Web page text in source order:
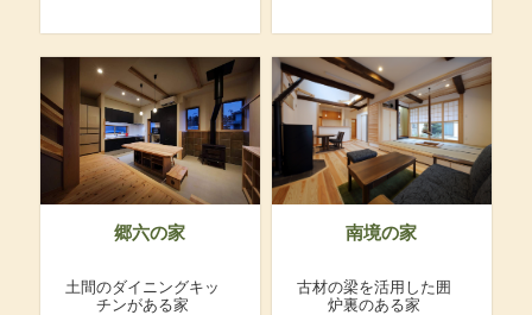
郷六の家
土間のダイニングキッ
チンがある家
南境の家
古材の梁を活用した囲
炉裏のある家